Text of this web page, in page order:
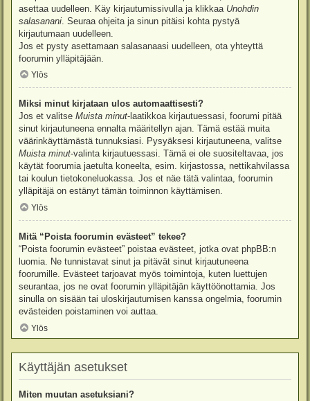
asettaa uudelleen. Käy kirjautumissivulla ja klikkaa Unohdin
salasanani . Seuraa ohjeita ja sinun pitäisi kohta pystyä
kirjautumaan uudelleen.
Jos et pysty asettamaan salasanaasi uudelleen, ota yhteyttä
foorumin ylläpitäjään.
Ylös
Miksi minut kirjataan ulos automaattisesti?
Jos et valitse Muista minut-laatikkoa kirjautuessasi, foorumi pitää
sinut kirjautuneena ennalta määritellyn ajan. Tämä estää muita
väärinkäyttämästä tunnuksiasi. Pysyäksesi kirjautuneena, valitse
Muista minut-valinta kirjautuessasi. Tämä ei ole suositeltavaa, jos
käytät foorumia jaetulta koneelta, esim. kirjastossa, nettikahvilassa
tai koulun tietokoneluokassa. Jos et näe tätä valintaa, foorumin
ylläpitäjä on estänyt tämän toiminnon käyttämisen.
Ylös
Mitä “Poista foorumin evästeet” tekee?
“Poista foorumin evästeet” poistaa evästeet, jotka ovat phpBB:n
luomia. Ne tunnistavat sinut ja pitävät sinut kirjautuneena
foorumille. Evästeet tarjoavat myös toimintoja, kuten luettujen
seurantaa, jos ne ovat foorumin ylläpitäjän käyttöönottamia. Jos
sinulla on sisään tai uloskirjautumisen kanssa ongelmia, foorumin
evästeiden poistaminen voi auttaa.
Ylös
Käyttäjän asetukset
Miten muutan asetuksiani?